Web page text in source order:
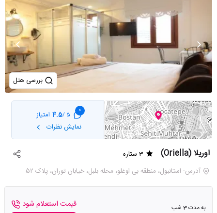
بررسی هتل
0
5 /
4.5 امتیاز
نمایش نظرات
اوریلا (Oriella)
3 ستاره
آدرس: استانبول، منطقه بی اوغلو، محله بلبل، خیابان توران، پلاک ۵۲
به مدت 3 شب
قیمت استعلام شود